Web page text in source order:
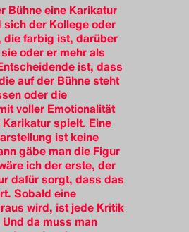
Bühne eine Karikatur
sich der Kollege oder
die farbig ist, darüber
oder er mehr als
ist, dass
auf der Bühne steht
oder die
voller Emotionalität
spielt. Eine
ist keine
gäbe man die Figur
ich der erste, der
dafür sorgt, dass das
Sobald eine
wird, ist jede Kritik
da muss man